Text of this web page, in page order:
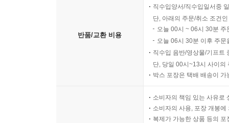
반품/교환 비용
직수입양서/직수입일서중
단, 아래의 주문/취소 조건
오늘 00시 ~ 06시 30분
오늘 06시 30분 이후 주
직수입 음반/영상물/기프트
단, 당일 00시~13시 사이의
박스 포장은 택배 배송이
소비자의 책임 있는 사유로
소비자의 사용, 포장 개봉
복제가 가능한 상품 등의